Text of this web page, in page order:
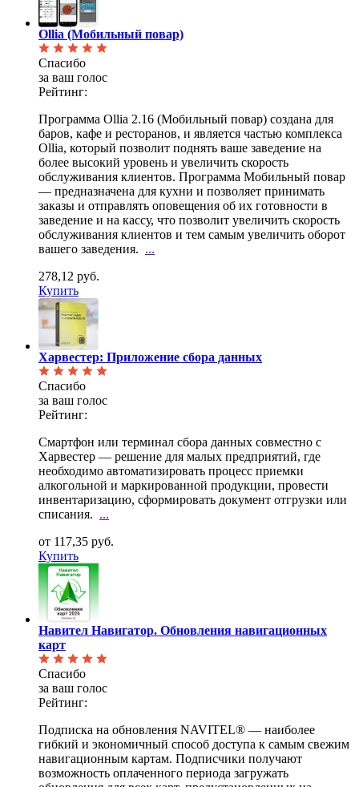
Ollia (Мобильный повар)
Спасибо
за ваш голос
Рейтинг:
Программа Ollia 2.16 (Мобильный повар) создана для
баров, кафе и ресторанов, и является частью комплекса
Ollia, который позволит поднять ваше заведение на
более высокий уровень и увеличить скорость
обслуживания клиентов. Программа Мобильный повар
— предназначена для кухни и позволяет принимать
заказы и отправлять оповещения об их готовности в
заведение и на кассу, что позволит увеличить скорость
обслуживания клиентов и тем самым увеличить оборот
вашего заведения. ...
278,12 руб.
Купить
Харвестер: Приложение сбора данных
Спасибо
за ваш голос
Рейтинг:
Смартфон или терминал сбора данных совместно с
Харвестер — решение для малых предприятий, где
необходимо автоматизировать процесс приемки
алкогольной и маркированной продукции, провести
инвентаризацию, сформировать документ отгрузки или
списания. ...
от 117,35 руб.
Купить
Навител Навигатор. Обновления навигационных
карт
Спасибо
за ваш голос
Рейтинг:
Подписка на обновления NAVITEL® — наиболее
гибкий и экономичный способ доступа к самым свежим
навигационным картам. Подписчики получают
возможность оплаченного периода загружать